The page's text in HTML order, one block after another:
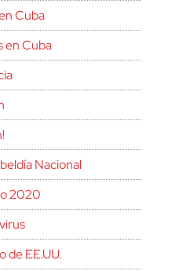
Cuba
en Cuba
Nacional
2020
de EE.UU.